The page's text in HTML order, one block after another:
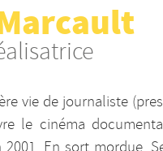
vie de journaliste
le cinéma